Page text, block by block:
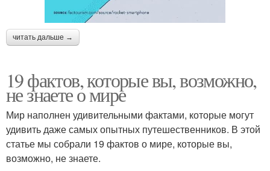
читать дальше →
19 фактов, которые вы, возможно,
не знаете о мире
Мир наполнен удивительными фактами, которые могут
удивить даже самых опытных путешественников. В этой
статье мы собрали 19 фактов о мире, которые вы,
возможно, не знаете.